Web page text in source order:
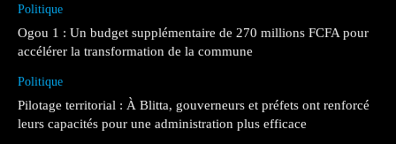
Politique
Ogou 1 : Un budget supplémentaire de 270 millions FCFA pour
accélérer la transformation de la commune
Politique
Pilotage territorial : À Blitta, gouverneurs et préfets ont renforcé
leurs capacités pour une administration plus efficace